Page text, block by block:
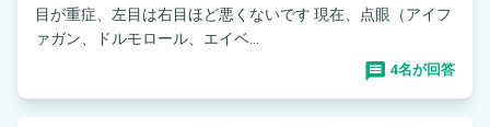
目が重症、左目は右目ほど悪くないです 現在、点眼（アイフ
ァガン、ドルモロール、エイベ...
4名が回答